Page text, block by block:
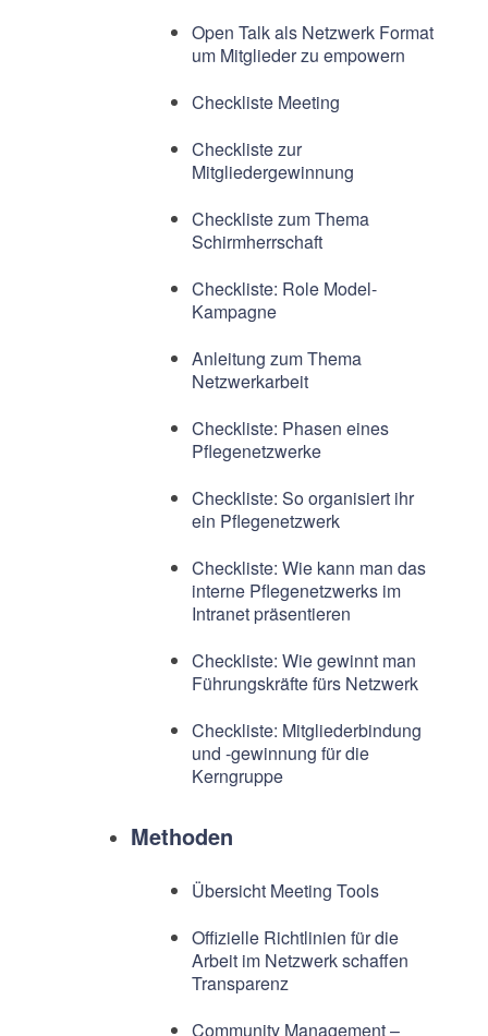
Open Talk als Netzwerk Format
um Mitglieder zu empowern
Checkliste Meeting
Checkliste zur
Mitgliedergewinnung
Checkliste zum Thema
Schirmherrschaft
Checkliste: Role Model-
Kampagne
Anleitung zum Thema
Netzwerkarbeit
Checkliste: Phasen eines
Pflegenetzwerke
Checkliste: So organisiert ihr
ein Pflegenetzwerk
Checkliste: Wie kann man das
interne Pflegenetzwerks im
Intranet präsentieren
Checkliste: Wie gewinnt man
Führungskräfte fürs Netzwerk
Checkliste: Mitgliederbindung
und -gewinnung für die
Kerngruppe
Methoden
Übersicht Meeting Tools
Offizielle Richtlinien für die
Arbeit im Netzwerk schaffen
Transparenz
Community Management –